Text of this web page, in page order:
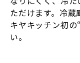
ただけます。冷
キヤキッチン初
い。